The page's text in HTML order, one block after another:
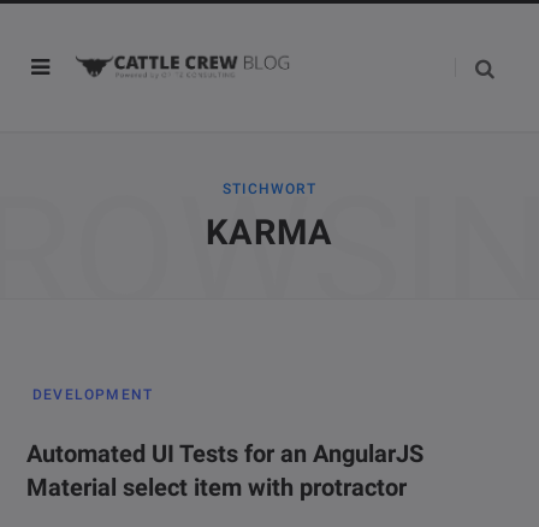
STICHWORT
KARMA
DEVELOPMENT
Automated UI Tests for an AngularJS
Material select item with protractor